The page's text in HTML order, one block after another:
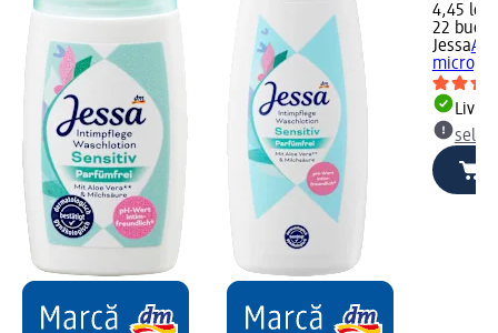
4,45 lei
22 buc
Jessa
micro,